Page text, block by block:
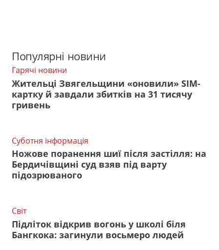
Популярні новини
Гарячі новини
Жительці Звягельщини «оновили» SIM-
картку й завдали збитків на 31 тисячу
гривень
Суботня інформація
Ножове поранення шиї після застілля: на
Бердичівщині суд взяв під варту
підозрюваного
Світ
Підліток відкрив вогонь у школі біля
Бангкока: загинули восьмеро людей